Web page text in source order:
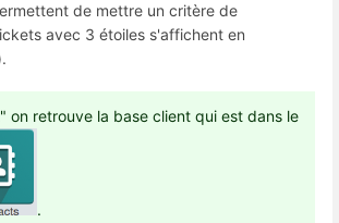
de mettre un critère de
avec 3 étoiles s'affichent en
on retrouve la base client qui est dans le
.